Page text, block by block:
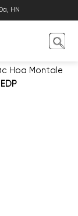
HN
Hoa Montale